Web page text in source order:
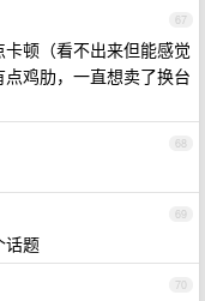
67
顿（看不出来但能感觉
鸡肋，一直想卖了换台
68
69
话题
70